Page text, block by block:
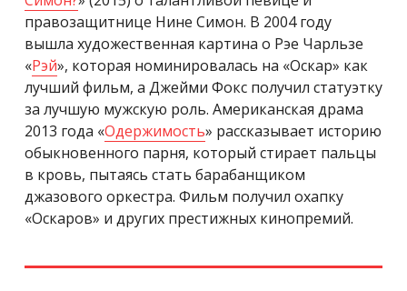
правозащитнице Нине Симон. В 2004 году
вышла художественная картина о Рэе Чарльзе
«Рэй», которая номинировалась на «Оскар» как
лучший фильм, а Джейми Фокс получил статуэтку
за лучшую мужскую роль. Американская драма
2013 года «Одержимость» рассказывает историю
обыкновенного парня, который стирает пальцы
в кровь, пытаясь стать барабанщиком
джазового оркестра. Фильм получил охапку
«Оскаров» и других престижных кинопремий.